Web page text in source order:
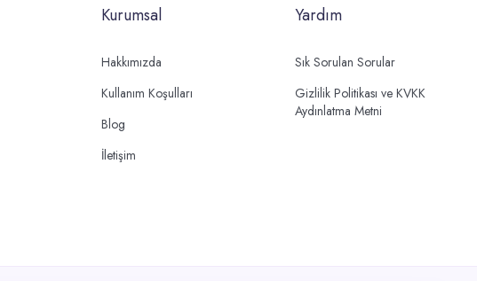
Kurumsal
Hakkımızda
Kullanım Koşulları
Blog
İletişim
Yardım
Sık Sorulan Sorular
Gizlilik Politikası ve KVKK
Aydınlatma Metni